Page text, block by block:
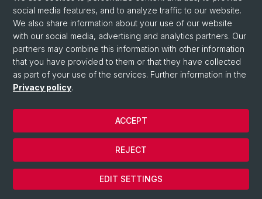
Céline Wyss
celine.wyss@unibas.ch
+41 61 207 03 23
Fabienne Zollinger
fabienne.zollinger@stud.unibas.ch
Administration
Andrea Andretta
social media features, and to analyze traffic to our website.
We also share information about your use of our website
with our social media, advertising and analytics partners. Our
partners may combine this information with other information
that you have provided to them or that they have collected
as part of your use of the services. Further information in the
Privacy policy.
EDIT SETTINGS
REJECT
ACCEPT